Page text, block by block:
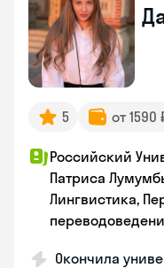
5 от 1590
Российский
Патриса
Лингвистика,
Окончила